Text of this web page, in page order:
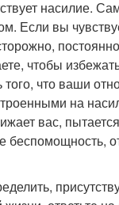
насилие.
Если вы
чтобы
того, что ваши
на
вас,
беспомощность,